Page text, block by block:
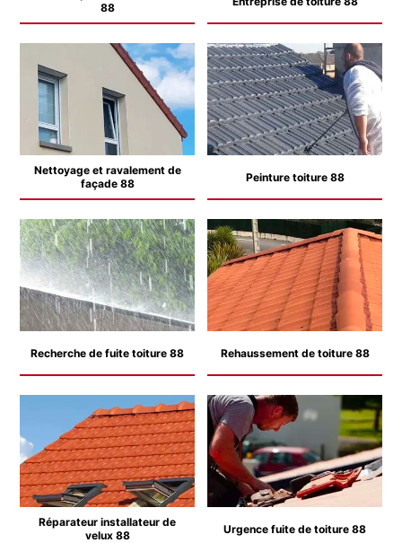
88
Nettoyage et ravalement de
façade 88
Peinture toiture 88
Recherche de fuite toiture 88 Rehaussement de toiture 88
Réparateur installateur de
velux 88
Urgence fuite de toiture 88